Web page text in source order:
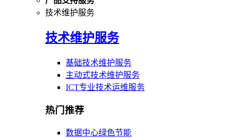
技术维护服务
技术维护服务
基础技术维护服务
主动式技术维护服务
ICT专业技术运维服务
热门推荐
数据中心绿色节能